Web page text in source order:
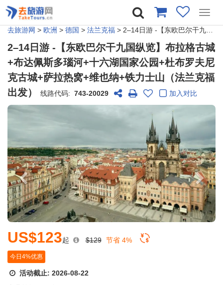
去旅游网 > 欧洲 > 德国 > 法兰克福 > 2–14日游 -【东欧巴尔干九国纵览】布拉格古城+布达佩斯多瑙河+十六湖国家公园+杜布罗夫尼克古城+萨拉热窝+维也纳+铁力士山（法兰克福出发）
2–14日游 -【东欧巴尔干九国纵览】布拉格古城
+布达佩斯多瑙河+十六湖国家公园+杜布罗夫尼
克古城+萨拉热窝+维也纳+铁力士山（法兰克福
出发）
线路代码: 743-20029 加入对比
US$123起 $129 节省 4%
今日4%优惠
活动截止: 2026-08-22